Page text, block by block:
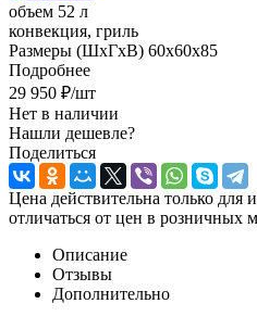
объем 52 л
конвекция, гриль
Размеры (ШхГхВ) 60x60x85
Подробнее
29 950 ₽/шт
Нет в наличии
Нашли дешевле?
Поделиться
Цена действительна только для
отличаться от цен в розничных
Описание
Отзывы
Дополнительно